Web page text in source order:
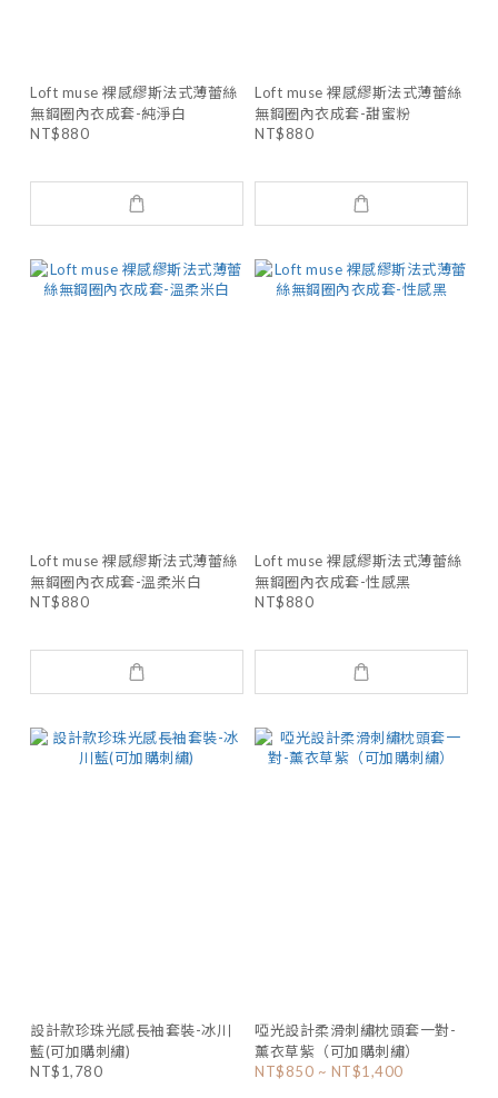
Loft muse 裸感繆斯法式薄蕾絲
無鋼圈內衣成套-純淨白
NT$880
Loft muse 裸感繆斯法式薄蕾絲
無鋼圈內衣成套-甜蜜粉
NT$880
Loft muse 裸感繆斯法式薄蕾絲
無鋼圈內衣成套-溫柔米白
NT$880
Loft muse 裸感繆斯法式薄蕾絲
無鋼圈內衣成套-性感黑
NT$880
設計款珍珠光感長袖套裝-冰川
藍(可加購刺繡)
NT$1,780
啞光設計柔滑刺繡枕頭套一對-
薰衣草紫（可加購刺繡）
NT$850 ~ NT$1,400